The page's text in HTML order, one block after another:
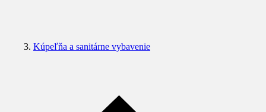
Kúpeľňa a sanitárne vybavenie